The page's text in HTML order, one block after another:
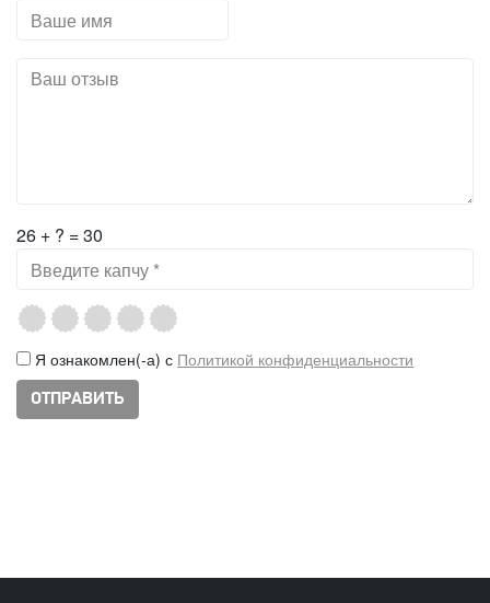
26 + ? = 30
Я ознакомлен(-а) с Политикой конфиденциальности